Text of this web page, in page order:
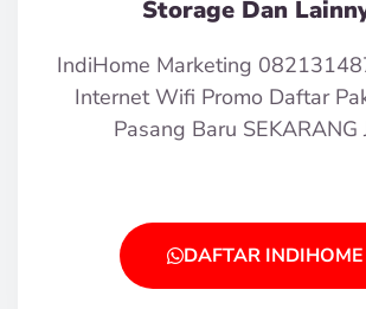
Storage Dan
IndiHome Marketing
Internet Wifi Promo Daftar
Pasang Baru SEKARANG
DAFTAR INDIHOME